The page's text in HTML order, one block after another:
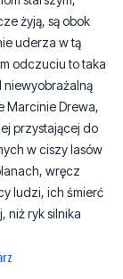
odczuciu to taka
Drewa,
przystającej do
w ciszy lasów
wręcz
ludzi, ich śmierć
niż ryk silnika
polska